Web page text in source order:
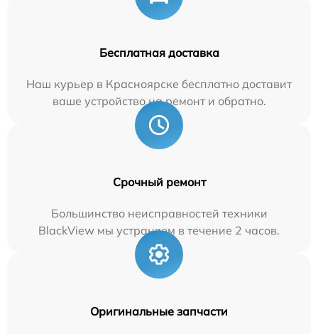
Бесплатная доставка
Наш курьер в Красноярске бесплатно доставит
ваше устройство на ремонт и обратно.
Срочный ремонт
Большинство неисправностей техники
BlackView мы устраняем в течение 2 часов.
Оригинальные запчасти